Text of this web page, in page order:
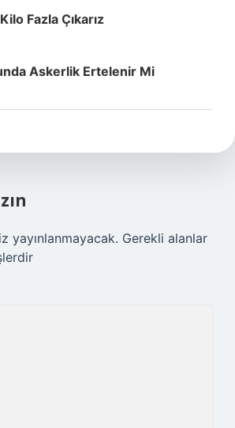
Fazla Çıkarız
Askerlik Ertelenir Mi
yayınlanmayacak. Gerekli alanlar